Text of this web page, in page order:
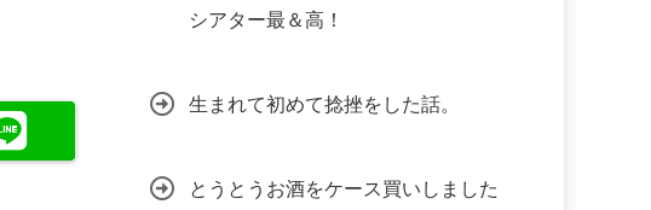
シアター最＆高！
生まれて初めて捻挫をした話。
とうとうお酒をケース買いしました